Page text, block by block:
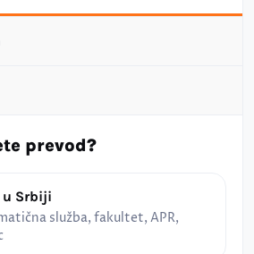
prevod?
Srbiji
služba, fakultet, APR,